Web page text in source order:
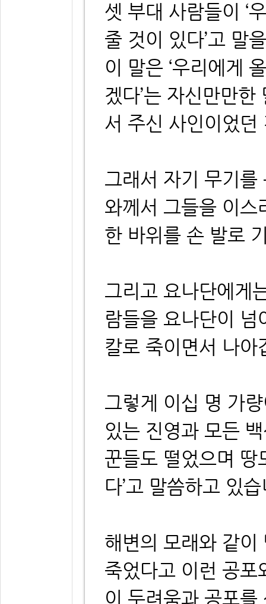
셋 부대 사람들이 ‘
줄 것이 있다’고 말
이 말은 ‘우리에게
겠다’는 자신만만
서 주신 사인이었던
그래서 자기 무기를
와께서 그들을 이스
한 바위를 손 발로
그리고 요나단에게
람들을 요나단이
칼로 죽이면서 나아
그렇게 이십 명 가
있는 진영과 모든
꾼들도 떨었으며 땅
다’고 말씀하고 있
해변의 모래와 같이
죽었다고 이런 공포
이 두려움과 공포